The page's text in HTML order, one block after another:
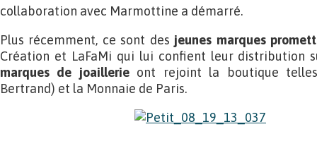
collaboration avec Marmottine a démarré.
Plus récemment, ce sont des jeunes marques
Création et LaFaMi qui lui confient leur distribution
marques de joaillerieont rejoint la boutique telles
Bertrand) et la Monnaie de Paris.